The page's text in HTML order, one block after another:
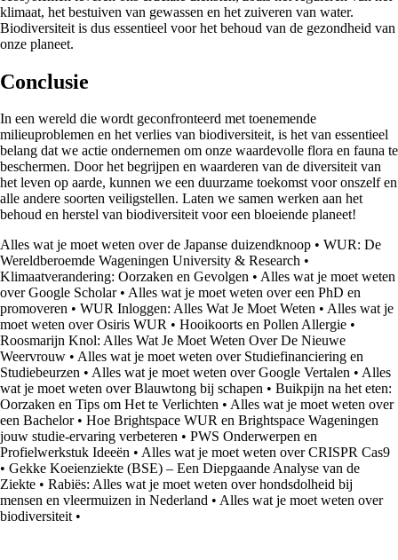
klimaat, het bestuiven van gewassen en het zuiveren van water.
Biodiversiteit is dus essentieel voor het behoud van de gezondheid van
onze planeet.
Conclusie
In een wereld die wordt geconfronteerd met toenemende
milieuproblemen en het verlies van biodiversiteit, is het van essentieel
belang dat we actie ondernemen om onze waardevolle flora en fauna te
beschermen. Door het begrijpen en waarderen van de diversiteit van
het leven op aarde, kunnen we een duurzame toekomst voor onszelf en
alle andere soorten veiligstellen. Laten we samen werken aan het
behoud en herstel van biodiversiteit voor een bloeiende planeet!
Alles wat je moet weten over de Japanse duizendknoop • WUR: De
Wereldberoemde Wageningen University & Research •
Klimaatverandering: Oorzaken en Gevolgen • Alles wat je moet weten
over Google Scholar• Alles wat je moet weten over een PhD en
promoveren • WUR Inloggen: Alles Wat Je Moet Weten • Alles wat je
moet weten over Osiris WUR • Hooikoorts en Pollen Allergie •
Roosmarijn Knol: Alles Wat Je Moet Weten Over De Nieuwe
Weervrouw • Alles wat je moet weten over Studiefinanciering en
Studiebeurzen • Alles wat je moet weten over Google Vertalen • Alles
wat je moet weten over Blauwtong bij schapen • Buikpijn na het eten:
Oorzaken en Tips om Het te Verlichten • Alles wat je moet weten over
een Bachelor• Hoe Brightspace WUR en Brightspace Wageningen
jouw studie-ervaring verbeteren • PWS Onderwerpen en
Profielwerkstuk Ideeën • Alles wat je moet weten over CRISPR Cas9
• Gekke Koeienziekte (BSE) – Een Diepgaande Analyse van de
Ziekte • Rabiës: Alles wat je moet weten over hondsdolheid bij
mensen en vleermuizen in Nederland • Alles wat je moet weten over
biodiversiteit•